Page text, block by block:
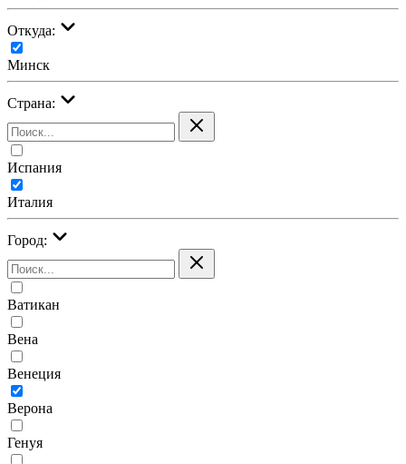
Откуда:
Минск
Страна:
Испания
Италия
Город:
Ватикан
Вена
Венеция
Верона
Генуя